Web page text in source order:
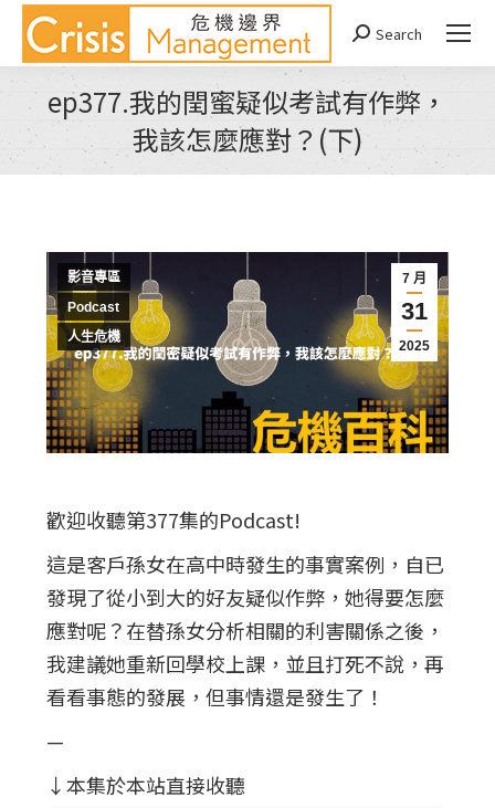
Search:
Search
ep377.我的閏蜜疑似考試有作弊，
我該怎麼應對？(下)
You are here:
7 月
31
2025
影音專區
Podcast
人生危機
歡迎收聽第377集的Podcast!
這是客戶孫女在高中時發生的事實案例，自已
發現了從小到大的好友疑似作弊，她得要怎麼
應對呢？在替孫女分析相關的利害關係之後，
我建議她重新回學校上課，並且打死不說，再
看看事態的發展，但事情還是發生了！
—
↓本集於本站直接收聽